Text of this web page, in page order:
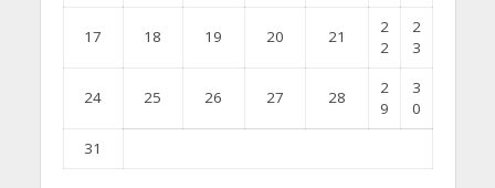
17 18 19 20 21
2
2
2
3
24 25 26 27 28
2
9
3
0
31